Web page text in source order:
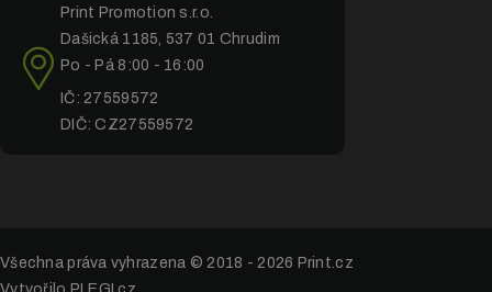
Print Promotion s.r.o.
Dašická 1185, 537 01 Chrudim
Po - Pá 8:00 - 16:00
IČ: 27559572
DIČ: CZ27559572
Všechna práva vyhrazena © 2018 - 2026 Print.cz